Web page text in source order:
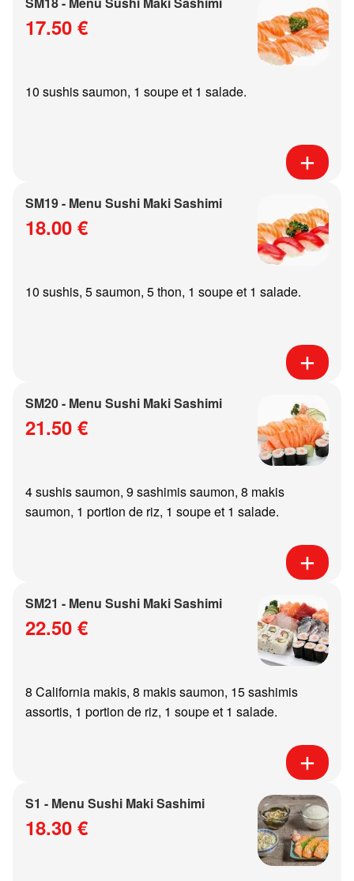
17.50 €
10 sushis saumon, 1 soupe et 1 salade.
SM19 - Menu Sushi Maki Sashimi
18.00 €
10 sushis, 5 saumon, 5 thon, 1 soupe et 1 salade.
SM20 - Menu Sushi Maki Sashimi
21.50 €
4 sushis saumon, 9 sashimis saumon, 8 makis
saumon, 1 portion de riz, 1 soupe et 1 salade.
SM21 - Menu Sushi Maki Sashimi
22.50 €
8 California makis, 8 makis saumon, 15 sashimis
assortis, 1 portion de riz, 1 soupe et 1 salade.
S1 - Menu Sushi Maki Sashimi
18.30 €